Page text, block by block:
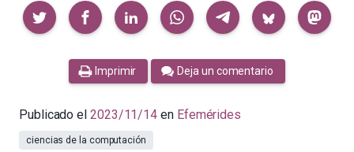
Compartir
Imprimir Deja un comentario
Publicado el 2023/11/14 en Efemérides
ciencias de la computación